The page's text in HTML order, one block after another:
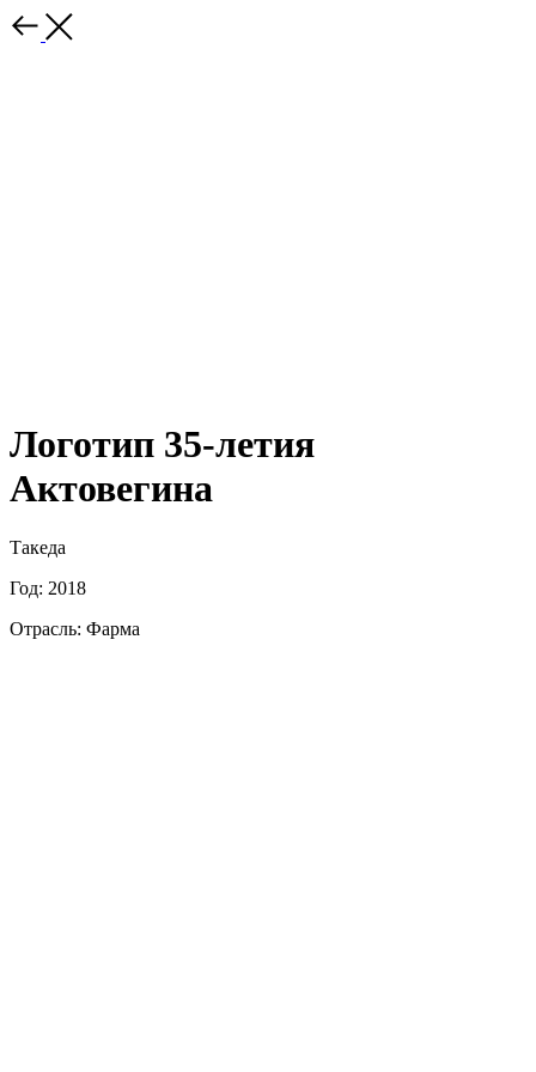
Логотип 35-летия
Актовегина
Такеда
Год: 2018
Отрасль: Фарма